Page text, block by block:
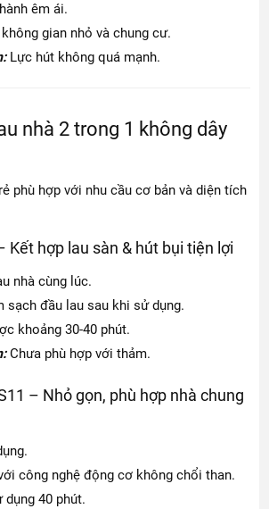
êm ái.
gian nhỏ và chung cư.
Lực hút không quá mạnh.
nhà 2 trong 1 không dây
phù hợp với nhu cầu cơ bản và diện tích
Kết hợp lau sàn & hút bụi tiện lợi
nhà cùng lúc.
sạch đầu lau sau khi sử dụng.
khoảng 30-40 phút.
Chưa phù hợp với thảm.
– Nhỏ gọn, phù hợp nhà chung
công nghệ động cơ không chổi than.
40 phút.